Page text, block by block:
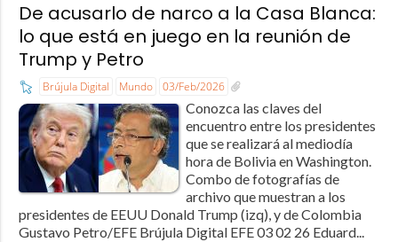
De acusarlo de narco a la Casa Blanca:
lo que está en juego en la reunión de
Trump y Petro
Brújula Digital Mundo 03/Feb/2026
Conozca las claves del
encuentro entre los presidentes
que se realizará al mediodía
hora de Bolivia en Washington.
Combo de fotografías de
archivo que muestran a los
presidentes de EEUU Donald Trump (izq), y de Colombia
Gustavo Petro/EFE Brújula Digital EFE 03 02 26 Eduard...